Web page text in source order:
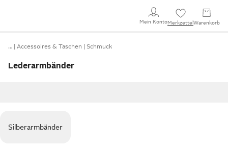
Mein KontoMerkzettel Warenkorb
… Accessoires & Taschen Schmuck
Lederarmbänder
Silberarmbänder